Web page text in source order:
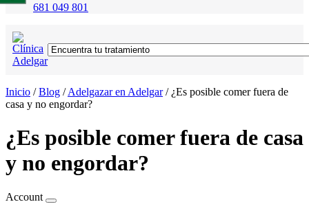
681 049 801
Inicio /Blog /Adelgazar en Adelgar/ ¿Es posible comer fuera de
casa y no engordar?
¿Es posible comer fuera de casa
y no engordar?
Account